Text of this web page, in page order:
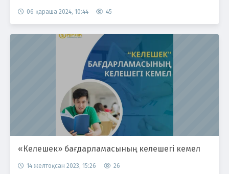
06 қараша 2024, 10:44 45
«Келешек» бағдарламасының келешегі кемел
14 желтоқсан 2023, 15:26 26